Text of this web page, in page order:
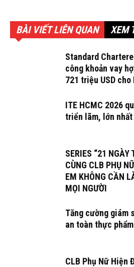
BÀI VIẾT LIÊN QUAN XEM
Standard
công khoản vay
721 triệu USD cho
ITE HCMC 2026
triển lãm, lớn
SERIES “21 NGÀY
CÙNG CLB PHỤ
EM KHÔNG CẦN
MỌI NGƯỜI
Tăng cường giám
an toàn thực phẩm
CLB Phụ Nữ Hiện